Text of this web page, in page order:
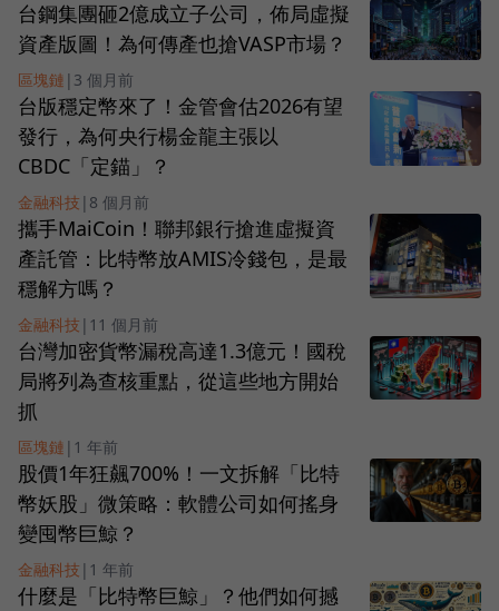
台鋼集團砸2億成立子公司，佈局虛擬
資產版圖！為何傳產也搶VASP市場？
區塊鏈 | 3 個月前
台版穩定幣來了！金管會估2026有望
發行，為何央行楊金龍主張以
CBDC「定錨」？
金融科技 | 8 個月前
攜手MaiCoin！聯邦銀行搶進虛擬資
產託管：比特幣放AMIS冷錢包，是最
穩解方嗎？
金融科技 | 11 個月前
台灣加密貨幣漏稅高達1.3億元！國稅
局將列為查核重點，從這些地方開始
抓
區塊鏈 | 1 年前
股價1年狂飆700%！一文拆解「比特
幣妖股」微策略：軟體公司如何搖身
變囤幣巨鯨？
金融科技 | 1 年前
什麼是「比特幣巨鯨」？他們如何撼